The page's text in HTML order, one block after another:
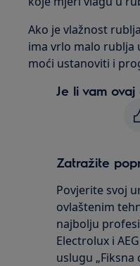
Ako je vlažnost
ima vrlo malo rublja
moći ustanoviti i
Je li vam
Zatražite
Povjerite svoj
ovlaštenim
najbolju
Electrolux i
uslugu „Fiksna